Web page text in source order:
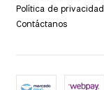
Política de privacidad
Contáctanos